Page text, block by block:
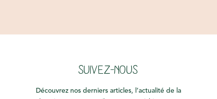
SUIVEZ-NOUS
Découvrez nos derniers articles, l’actualité de la